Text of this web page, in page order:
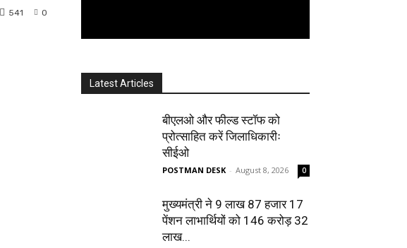
0
541
Latest Articles
बीएलओ और फील्ड स्टॉफ को
प्रोत्साहित करें जिलाधिकारीः
सीईओ
POSTMAN DESK - August 8, 2026 0
मुख्यमंत्री ने 9 लाख 87 हजार 17
पेंशन लाभार्थियों को 146 करोड़ 32
लाख...